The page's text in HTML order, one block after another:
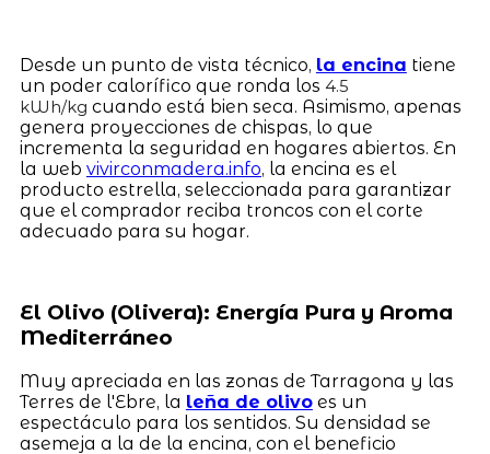
Desde un punto de vista técnico, la encina tiene
un poder calorífico que ronda los 4.5
kWh/kg cuando está bien seca. Asimismo, apenas
genera proyecciones de chispas, lo que
incrementa la seguridad en hogares abiertos. En
la web vivirconmadera.info, la encina es el
producto estrella, seleccionada para garantizar
que el comprador reciba troncos con el corte
adecuado para su hogar.
El Olivo (Olivera): Energía Pura y Aroma
Mediterráneo
Muy apreciada en las zonas de Tarragona y las
Terres de l'Ebre, la leña de olivoes un
espectáculo para los sentidos. Su densidad se
asemeja a la de la encina, con el beneficio